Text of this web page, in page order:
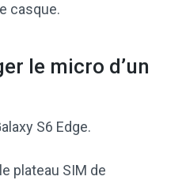
casque.
le micro d’un
S6 Edge.
plateau SIM de